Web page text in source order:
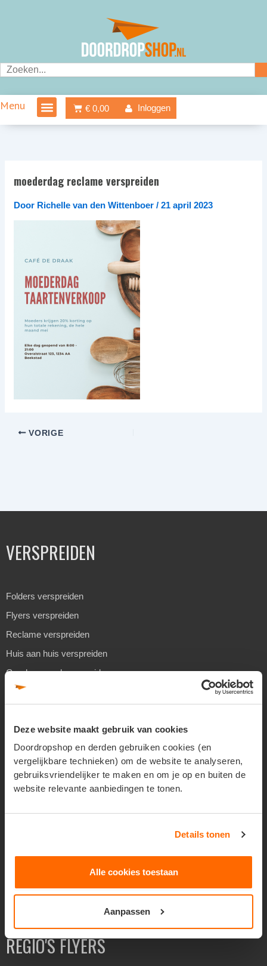
Deze website maakt gebruik van cookies
Doordropshop en derden gebruiken cookies (en
vergelijkbare technieken) om de website te analyseren,
gebruiksvriendelijker te maken en om je op en buiten de
website relevante aanbiedingen te tonen.
Details tonen
Alle cookies toestaan
Aanpassen
Zoeken
Menu € 0,00
Winkelwagen Inloggen
moederdag reclame verspreiden
Door Richelle van den Wittenboer/21 april 2023
VORIGE
VERSPREIDEN
Folders verspreiden
Flyers verspreiden
Reclame verspreiden
Huis aan huis verspreiden
Geadresseerd verspreiden
Drukwerk verspreiden
Goedkoop flyers verspreiden
Folders laten verspreiden
Flyers laten bezorgen
Separaat verspreiden
Beoordeling 8,4 uit 10 op basis van138reviews via Feedback
Company
REGIO'S FLYERS